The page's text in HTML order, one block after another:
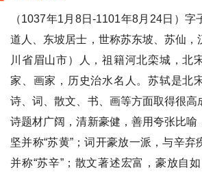
（1037年1月8日-1101年8月24日）字
道人、东坡居士，世称苏东坡、苏仙，
川省眉山市）人，祖籍河北栾城，北
家、画家，历史治水名人。苏轼是北
诗、词、散文、书、画等方面取得很高
诗题材广阔，清新豪健，善用夸张比喻
坚并称“苏黄”；词开豪放一派，与辛弃
并称“苏辛”；散文著述宏富，豪放自